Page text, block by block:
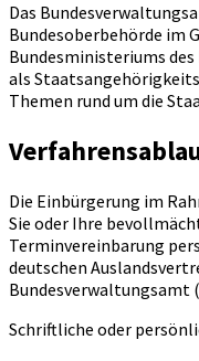
Das
Bundesoberbehörde im
Bundesministeriums
als
Themen rund um die
Die Einbürgerung im
Sie oder Ihre
Terminvereinbarung
deutschen
Bundesverwaltungsamt
Schriftliche oder